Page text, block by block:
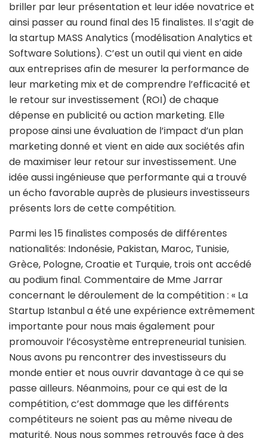
briller par leur présentation et leur idée novatrice et
ainsi passer au round final des 15 finalistes. Il s’agit de
la startup MASS Analytics (modélisation Analytics et
Software Solutions). C’est un outil qui vient en aide
aux entreprises afin de mesurer la performance de
leur marketing mix et de comprendre l’efficacité et
le retour sur investissement (ROI) de chaque
dépense en publicité ou action marketing. Elle
propose ainsi une évaluation de l’impact d’un plan
marketing donné et vient en aide aux sociétés afin
de maximiser leur retour sur investissement. Une
idée aussi ingénieuse que performante qui a trouvé
un écho favorable auprès de plusieurs investisseurs
présents lors de cette compétition.
Parmi les 15 finalistes composés de différentes
nationalités: Indonésie, Pakistan, Maroc, Tunisie,
Grèce, Pologne, Croatie et Turquie, trois ont accédé
au podium final. Commentaire de Mme Jarrar
concernant le déroulement de la compétition : « La
Startup Istanbul a été une expérience extrêmement
importante pour nous mais également pour
promouvoir l’écosystème entrepreneurial tunisien.
Nous avons pu rencontrer des investisseurs du
monde entier et nous ouvrir davantage à ce qui se
passe ailleurs. Néanmoins, pour ce qui est de la
compétition, c’est dommage que les différents
compétiteurs ne soient pas au même niveau de
maturité. Nous nous sommes retrouvés face à des